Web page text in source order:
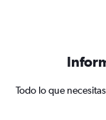
Todo lo que